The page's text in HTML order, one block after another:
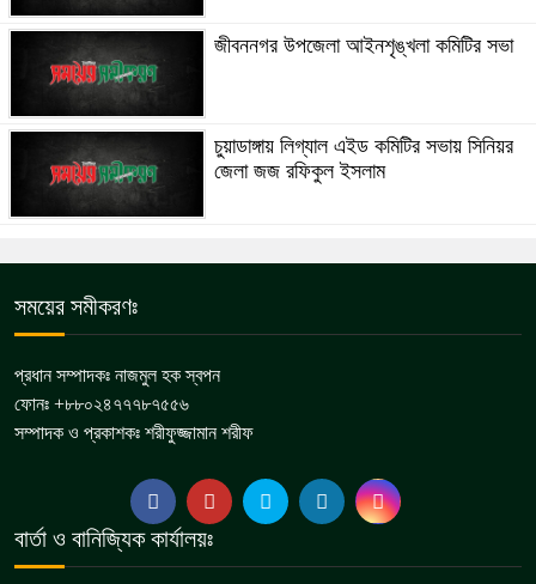
জীবননগর উপজেলা আইনশৃঙ্খলা কমিটির সভা
চুয়াডাঙ্গায় লিগ্যাল এইড কমিটির সভায় সিনিয়র
জেলা জজ রফিকুল ইসলাম
সময়ের সমীকরণঃ
প্রধান সম্পাদকঃ নাজমুল হক স্বপন
ফোনঃ +৮৮০২৪৭৭৭৮৭৫৫৬
সম্পাদক ও প্রকাশকঃ শরীফুজ্জামান শরীফ
বার্তা ও বানিজ্যিক কার্যালয়ঃ